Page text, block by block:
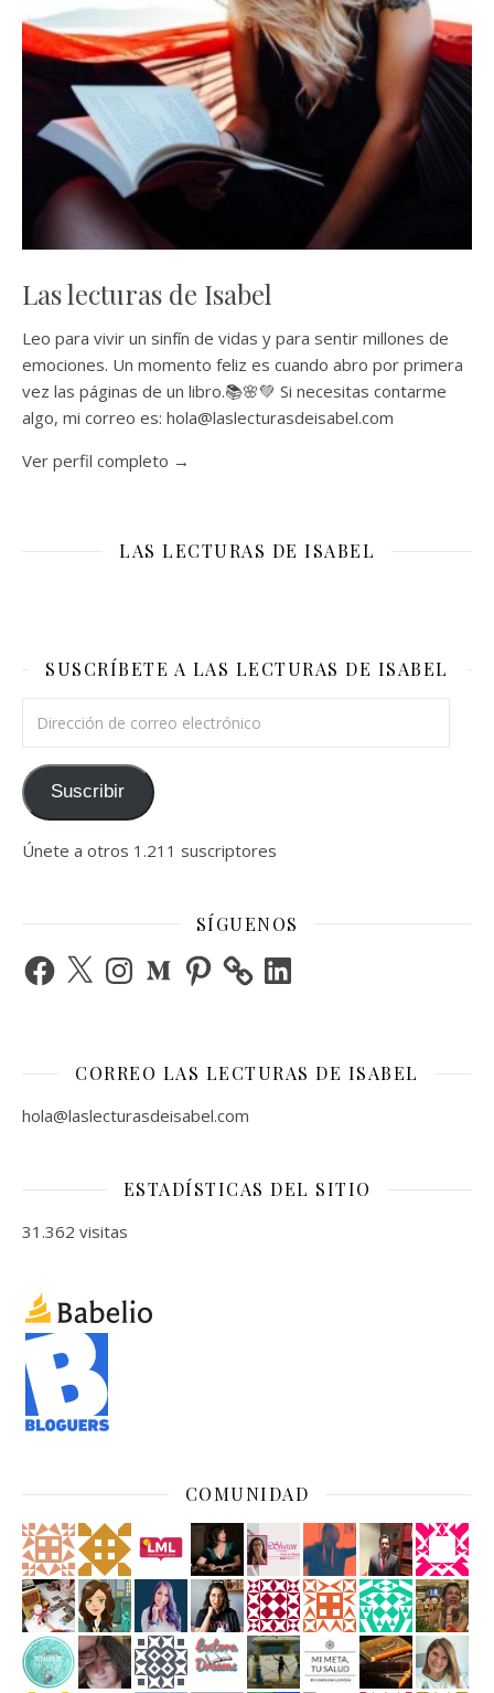
Las lecturas de Isabel
Leo para vivir un sinfín de vidas y para sentir millones de
emociones. Un momento feliz es cuando abro por primera
vez las páginas de un libro.📚🌸💚 Si necesitas contarme
algo, mi correo es: hola@laslecturasdeisabel.com
Ver perfil completo →
LAS LECTURAS DE ISABEL
SUSCRÍBETE A LAS LECTURAS DE ISABEL
Suscribir
Únete a otros 1.211 suscriptores
SÍGUENOS
Facebook
X InstagramMediumPinterest LinkedIn
CORREO LAS LECTURAS DE ISABEL
hola@laslecturasdeisabel.com
ESTADÍSTICAS DEL SITIO
31.362 visitas
COMUNIDAD